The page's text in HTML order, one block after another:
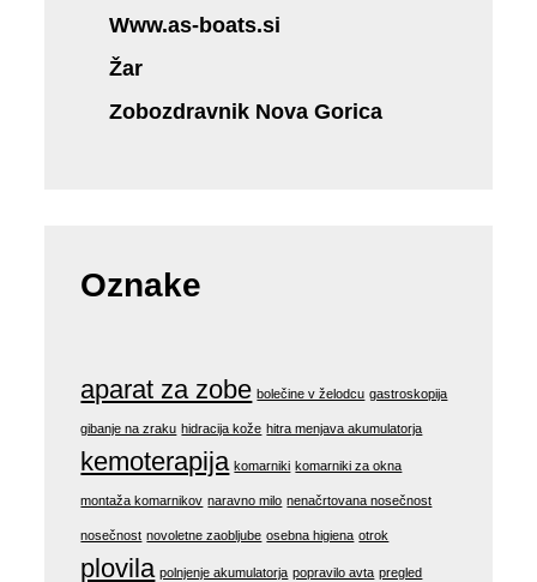
Www.as-boats.si
Žar
Zobozdravnik Nova Gorica
Oznake
aparat za zobe bolečine v želodcu gastroskopija
gibanje na zraku hidracija kože hitra menjava akumulatorja
kemoterapija komarniki komarniki za okna
montaža komarnikov naravno milo nenačrtovana nosečnost
nosečnost novoletne zaobljube osebna higiena otrok
plovila polnjenje akumulatorja popravilo avta pregled